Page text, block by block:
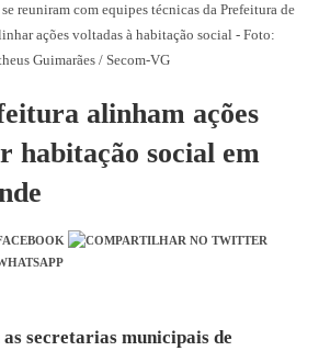
reuniram com equipes técnicas da Prefeitura de
ações voltadas à habitação social - Foto:
Guimarães / Secom-VG
alinham ações
habitação social em
secretarias municipais de